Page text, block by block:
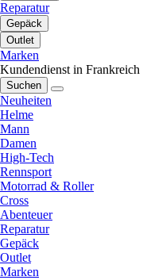
Reparatur
Gepäck
Outlet
Marken
Kundendienst in Frankreich
Suchen
Neuheiten
Helme
Mann
Damen
High-Tech
Rennsport
Motorrad & Roller
Cross
Abenteuer
Reparatur
Gepäck
Outlet
Marken